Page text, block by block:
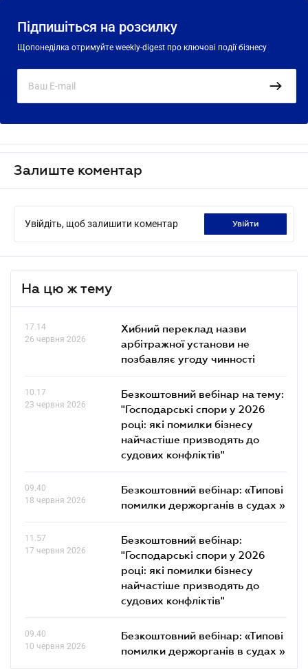
Підпишіться на розсилку
Щопонеділка отримуйте weekly-digest про ключові події бізнесу
Залиште коментар
Увійдіть, щоб залишити коментар увійти
На цю ж тему
17.14
26 червня 2026
Хибний переклад назви
арбітражної установи не
позбавляє угоду чинності
10.17
23 червня 2026
Безкоштовний вебінар на тему:
"Господарські спори у 2026
році: які помилки бізнесу
найчастіше призводять до
судових конфліктів"
09.40
18 червня 2026
Безкоштовний вебінар: «Типові
помилки держорганів в судах »
11.57
17 червня 2026
Безкоштовний вебінар:
"Господарські спори у 2026
році: які помилки бізнесу
найчастіше призводять до
судових конфліктів"
09.40
10 червня 2026
Безкоштовний вебінар: «Типові
помилки держорганів в судах »